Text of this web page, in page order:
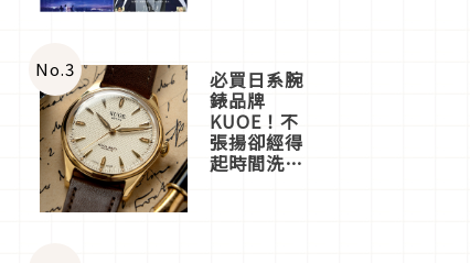
No.3 必買日系腕
錶品牌
KUOE！不
張揚卻經得
起時間洗鍊